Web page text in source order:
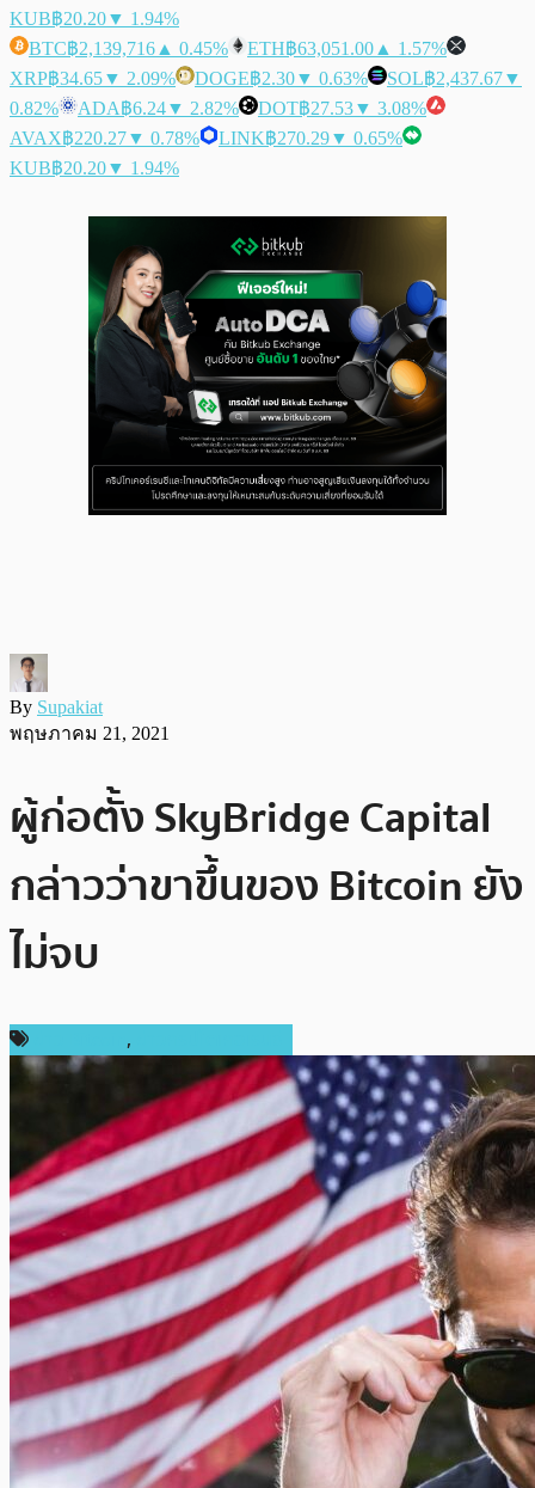
KUB฿20.20▼ 1.94%
BTC฿2,139,716 ▲ 0.45% ETH฿63,051.00 ▲ 1.57%
XRP฿34.65▼ 2.09% DOGE฿2.30▼ 0.63% SOL฿2,437.67▼
0.82%
ADA฿6.24▼ 2.82% DOT฿27.53▼ 3.08%
AVAX฿220.27▼ 0.78% LINK฿270.29▼ 0.65%
KUB฿20.20▼ 1.94%
By Supakiat
พฤษภาคม 21, 2021
ผู้ก่อตั้ง SkyBridge Capital
กล่าวว่าขาขึ้นของ Bitcoin ยัง
ไม่จบ
,